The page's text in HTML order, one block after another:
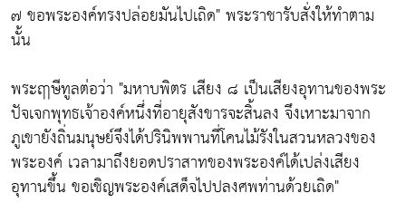
๗ ขอพระองค์ทรงปล่อยมันไปเถิด" พระราชารับสั่งให้ทำตาม
นั้น
พระฤๅษีทูลต่อว่า "มหาบพิตร เสียง ๘ เป็นเสียงอุทานของพระ
ปัจเจกพุทธเจ้าองค์หนึ่งที่อายุสังขารจะสิ้นลง จึงเหาะมาจาก
ภูเขายังถิ่นมนุษย์จึงได้ปรินิพพานที่โคนไม้รังในสวนหลวงของ
พระองค์ เวลามาถึงยอดปราสาทของพระองค์ได้เปล่งเสียง
อุทานขึ้น ขอเชิญพระองค์เสด็จไปปลงศพท่านด้วยเถิด"